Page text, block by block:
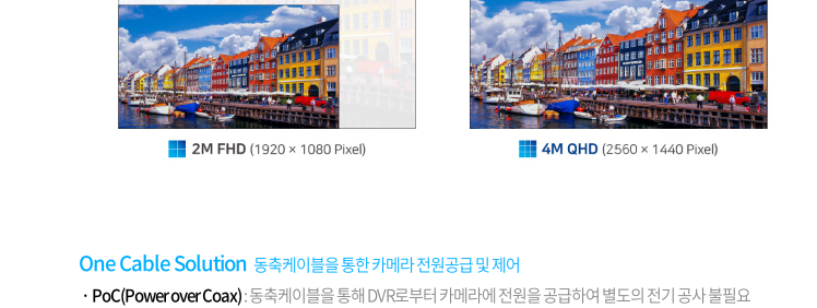
One Cable Solution 동축케이블을 통한 카메라 전원공급 및 제어
· PoC(Power over Coax): 동축케이블을 통해 DVR로부터 카메라에 전원을 공급하여 별도의 전기 공사 불필요